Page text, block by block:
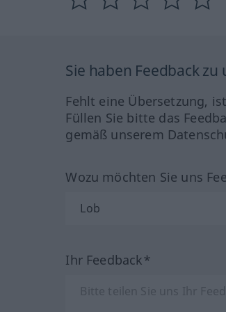
Sie haben Feedback
Fehlt eine Übersetzung,
Füllen Sie bitte das
gemäß unserem
Wozu möchten Sie uns
Ihr Feedback*